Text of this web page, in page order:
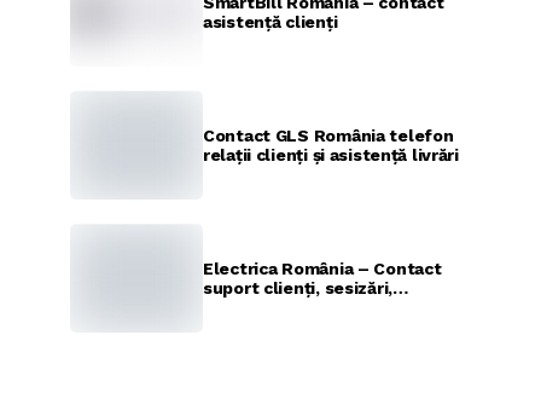
asistență clienți
Contact GLS România telefon
relaţii clienţi şi asistenţă livrări
Electrica România – Contact
suport clienți, sesizări,